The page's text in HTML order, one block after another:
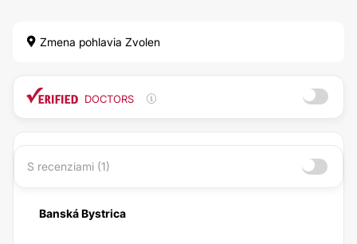
Zmena pohlavia Zvolen
DOCTORS
S recenziami (1)
Banská Bystrica